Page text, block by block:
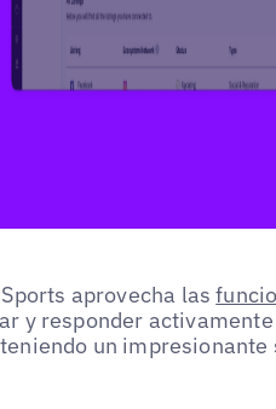
Sports aprovecha las
y responder
un impresionante